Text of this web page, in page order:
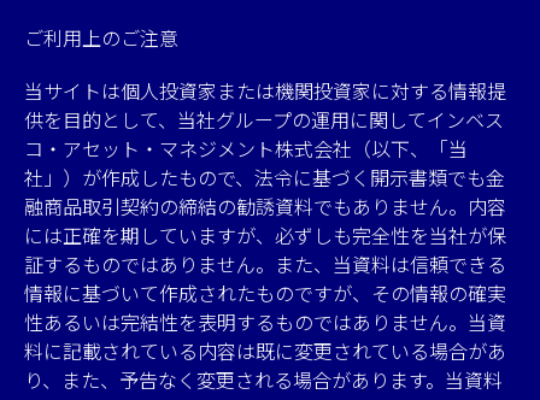
ご利用上のご注意
当サイトは個人投資家または機関投資家に対する情報提
供を目的として、当社グループの運用に関してインベス
コ・アセット・マネジメント株式会社（以下、「当
社」）が作成したもので、法令に基づく開示書類でも金
融商品取引契約の締結の勧誘資料でもありません。内容
には正確を期していますが、必ずしも完全性を当社が保
証するものではありません。また、当資料は信頼できる
情報に基づいて作成されたものですが、その情報の確実
性あるいは完結性を表明するものではありません。当資
料に記載されている内容は既に変更されている場合があ
り、また、予告なく変更される場合があります。当資料